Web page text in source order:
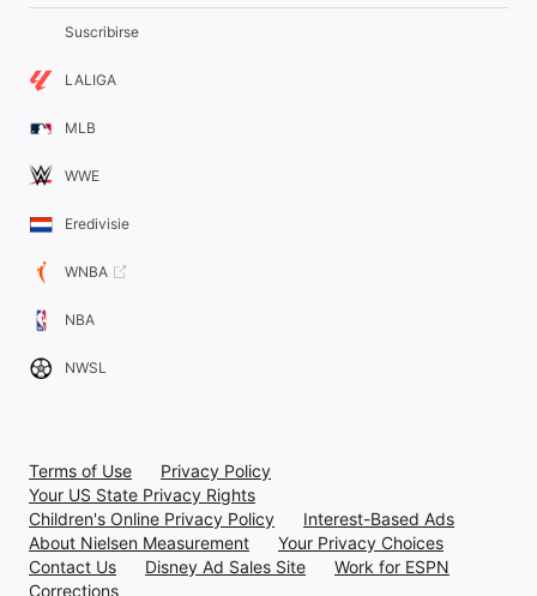
Suscribirse
LALIGA
MLB
WWE
Eredivisie
WNBA
NBA
NWSL
Terms of Use
Privacy Policy
Your US State Privacy Rights
Children's Online Privacy Policy
Interest-Based Ads
About Nielsen Measurement
Your Privacy Choices
Contact Us
Disney Ad Sales Site
Work for ESPN
Corrections